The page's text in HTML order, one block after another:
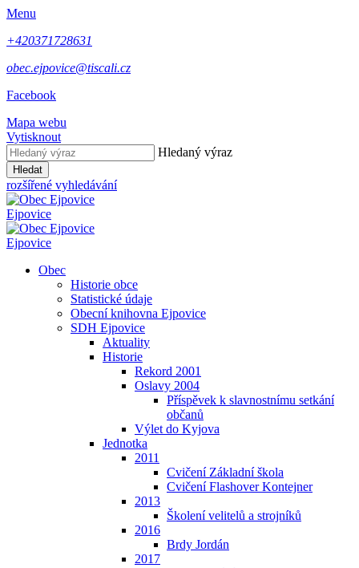
Menu
+420371728631
obec.ejpovice@tiscali.cz
Facebook
Mapa webu
Vytisknout
Hledaný výraz
Hledat
rozšířené vyhledávání
Ejpovice
Ejpovice
Obec
Historie obce
Statistické údaje
Obecní knihovna Ejpovice
SDH Ejpovice
Aktuality
Historie
Rekord 2001
Oslavy 2004
Příspěvek k slavnostnímu setkání
občanů
Výlet do Kyjova
Jednotka
2011
Cvičení Základní škola
Cvičení Flashover Kontejner
2013
Školení velitelů a strojníků
2016
Brdy Jordán
2017